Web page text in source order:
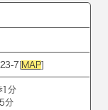
7[ MAP]
1分
分